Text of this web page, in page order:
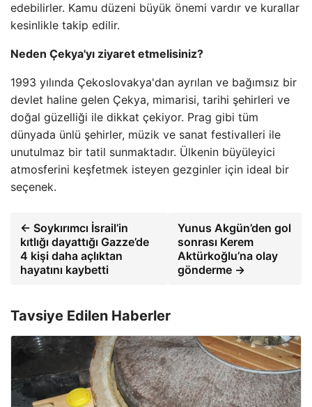
edebilirler. Kamu düzeni büyük önemi vardır ve kurallar
kesinlikle takip edilir.
Neden Çekya'yı ziyaret etmelisiniz?
1993 yılında Çekoslovakya'dan ayrılan ve bağımsız bir
devlet haline gelen Çekya, mimarisi, tarihi şehirleri ve
doğal güzelliği ile dikkat çekiyor. Prag gibi tüm
dünyada ünlü şehirler, müzik ve sanat festivalleri ile
unutulmaz bir tatil sunmaktadır. Ülkenin büyüleyici
atmosferini keşfetmek isteyen gezginler için ideal bir
seçenek.
← Soykırımcı İsrail’in
kıtlığı dayattığı Gazze’de
4 kişi daha açlıktan
hayatını kaybetti
Yunus Akgün’den gol
sonrası Kerem
Aktürkoğlu’na olay
gönderme →
Tavsiye Edilen Haberler